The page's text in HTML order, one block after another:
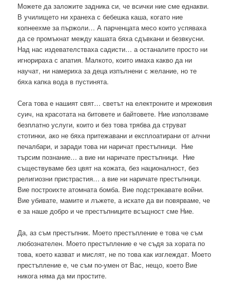
Можете да заложите задника си, че всички ние сме еднакви.
В училището ни хранеха с бебешка каша, когато ние
копнеехме за пържоли… А парченцата месо които успяваха
да се промъкнат между кашата бяха сдъвкани и безвкусни.
Над нас издевателстваха садисти… а останалите просто ни
игнорираха с апатия. Малкото, които имаха какво да ни
научат, ни намериха за деца изпълнени с желание, но те
бяха капка вода в пустинята.
Сега това е нашият свят… светът на електроните и мрежовия
суич, на красотата на битовете и байтовете. Ние използваме
безплатно услуги, които и без това трябва да струват
стотинки, ако не бяха притежавани и експлоатирани от алчни
печалбари, и заради това ни наричат престъпници. Ние
търсим познание… а вие ни наричате престъпници. Ние
съществуваме без цвят на кожата, без националност, без
религиозни пристрастия… а вие ни наричате престъпници.
Вие построихте атомната бомба. Вие подстрекавате войни.
Вие убивате, мамите и лъжете, а искате да ви повярваме, че
е за наше добро и че престъпниците всъщност сме Ние.
Да, аз съм престъпник. Моето престъпление е това че съм
любознателен. Моето престъпление е че съдя за хората по
това, което казват и мислят, не по това как изглеждат. Моето
престъпление е, че съм по-умен от Вас, нещо, което Вие
никога няма да ми простите.